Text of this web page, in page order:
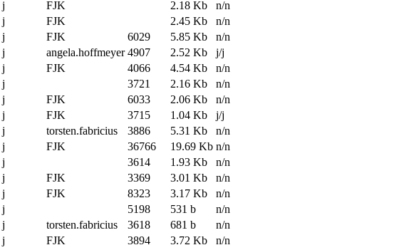
j FJK 2.18 Kb
n/n
j FJK 2.45 Kb
n/n
j FJK 6029 5.85 Kb
n/n
j angela.hoffmeyer 4907 2.52 Kb
j/j
j FJK 4066 4.54 Kb
n/n
j 3721 2.16 Kb
n/n
j FJK 6033 2.06 Kb
n/n
j FJK 3715 1.04 Kb
j/j
j torsten.fabricius 3886 5.31 Kb
n/n
j FJK 36766 19.69 Kb n/n
j 3614 1.93 Kb
n/n
j FJK 3369 3.01 Kb
n/n
j FJK 8323 3.17 Kb
n/n
j 5198 531 b
n/n
j torsten.fabricius 3618 681 b
n/n
j FJK 3894 3.72 Kb
n/n